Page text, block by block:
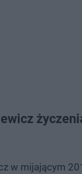
w mijającym